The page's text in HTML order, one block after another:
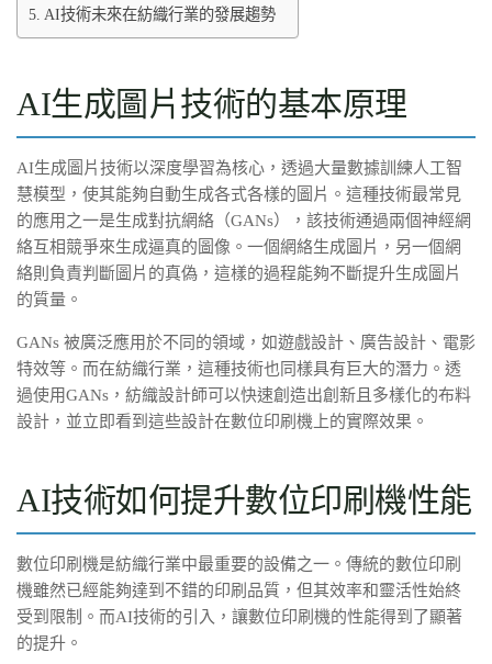
AI技術未來在紡織行業的發展趨勢
AI生成圖片技術的基本原理
AI生成圖片技術以深度學習為核心，透過大量數據訓練人工智
慧模型，使其能夠自動生成各式各樣的圖片。這種技術最常見
的應用之一是生成對抗網絡（GANs），該技術通過兩個神經網
絡互相競爭來生成逼真的圖像。一個網絡生成圖片，另一個網
絡則負責判斷圖片的真偽，這樣的過程能夠不斷提升生成圖片
的質量。
GANs 被廣泛應用於不同的領域，如遊戲設計、廣告設計、電影
特效等。而在紡織行業，這種技術也同樣具有巨大的潛力。透
過使用GANs，紡織設計師可以快速創造出創新且多樣化的布料
設計，並立即看到這些設計在數位印刷機上的實際效果。
AI技術如何提升數位印刷機性能
數位印刷機是紡織行業中最重要的設備之一。傳統的數位印刷
機雖然已經能夠達到不錯的印刷品質，但其效率和靈活性始終
受到限制。而AI技術的引入，讓數位印刷機的性能得到了顯著
的提升。